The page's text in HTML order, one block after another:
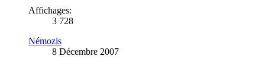
Affichages:
3 728
Némozis
8 Décembre 2007